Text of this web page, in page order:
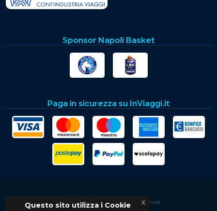
Sponsor Napoli Basket
Paga in sicurezza su InViaggi.it
© 2026Soset S.p.a.- All rights reserved.
Questo sito utilizza i Cookie x